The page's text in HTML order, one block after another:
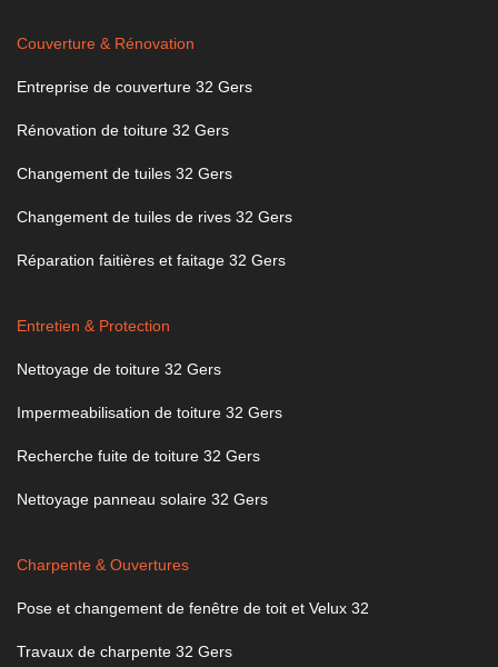
Couverture & Rénovation
Entreprise de couverture 32 Gers
Rénovation de toiture 32 Gers
Changement de tuiles 32 Gers
Changement de tuiles de rives 32 Gers
Réparation faitières et faitage 32 Gers
Entretien & Protection
Nettoyage de toiture 32 Gers
Impermeabilisation de toiture 32 Gers
Recherche fuite de toiture 32 Gers
Nettoyage panneau solaire 32 Gers
Charpente & Ouvertures
Pose et changement de fenêtre de toit et Velux 32
Travaux de charpente 32 Gers